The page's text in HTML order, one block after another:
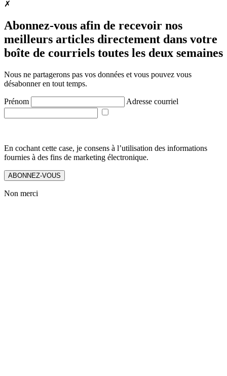
✗
Abonnez-vous afin de recevoir nos
meilleurs articles directement dans votre
boîte de courriels toutes les deux semaines
Nous ne partagerons pas vos données et vous pouvez vous
désabonner en tout temps.
Prénom Adresse courriel
En cochant cette case, je consens à l’utilisation des informations
fournies à des fins de marketing électronique.
ABONNEZ-VOUS
Non merci